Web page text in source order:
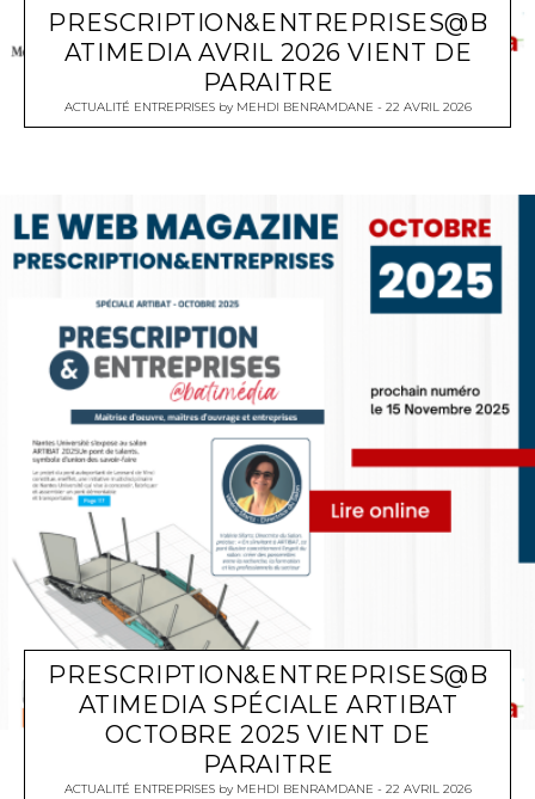
PRESCRIPTION&ENTREPRISES@B
ATIMEDIA AVRIL 2026 VIENT DE
PARAITRE
ACTUALITÉ ENTREPRISES by MEHDI BENRAMDANE 22 AVRIL 2026
PRESCRIPTION&ENTREPRISES@B
ATIMEDIA SPÉCIALE ARTIBAT
OCTOBRE 2025 VIENT DE
PARAITRE
ACTUALITÉ ENTREPRISES by MEHDI BENRAMDANE 22 AVRIL 2026